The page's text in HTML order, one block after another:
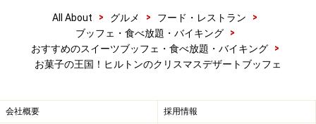
All About > グルメ > フード・レストラン
>
ブッフェ・食べ放題・バイキング
>
おすすめのスイーツブッフェ・食べ放題・バイキング
>
お菓子の王国！ヒルトンのクリスマスデザートブッフェ
会社概要 採用情報